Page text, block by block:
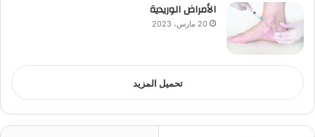
الأمراض الوريدية
20 مارس، 2023
تحميل المزيد